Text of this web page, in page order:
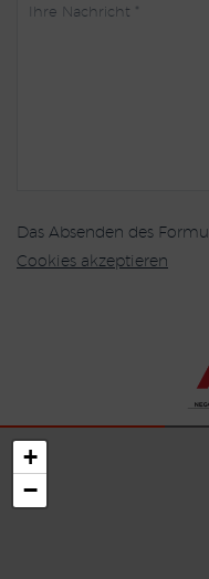
Das Absenden des
Cookies akzeptieren
+
−